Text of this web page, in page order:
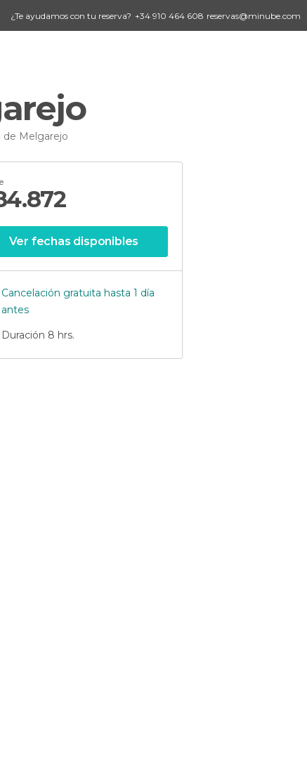
¿Te ayudamos con tu reserva? +34 910 464 608 reservas@minube.com
de Melgarejo
Ver fechas disponibles
Cancelación gratuita hasta 1 día
antes
Duración 8 hrs.